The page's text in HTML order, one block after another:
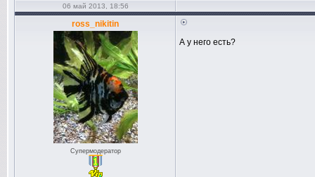
06 май 2013, 18:56
ross_nikitin
Супермодератор
А у него есть?